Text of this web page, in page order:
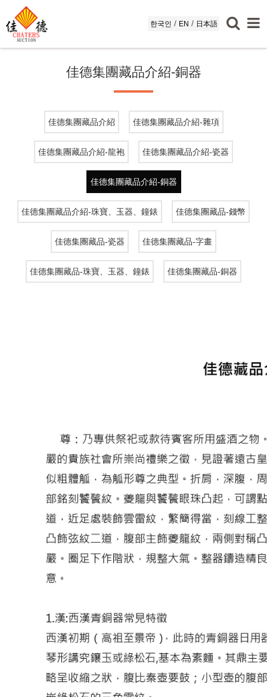
한국인 / EN / 日本語
佳德集團藏品介紹-銅器
佳德集團藏品介紹 佳德集團藏品介紹-雜項
佳德集團藏品介紹-龍袍 佳德集團藏品介紹-瓷器
佳德集團藏品介紹-銅器
佳德集團藏品介紹-珠寶、玉器、鐘錶 佳德集團藏品-錢幣
佳德集團藏品-瓷器 佳德集團藏品-字畫
佳德集團藏品-珠寶、玉器、鐘錶 佳德集團藏品-銅器